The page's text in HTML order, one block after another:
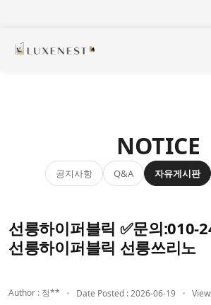
NOTICE
공지사항 Q&A 자유게시판
선릉하이퍼블릭 ✅문의:010-
선릉하이퍼블릭 선릉쓰리노
Author : 정** Date Posted : 2026-06-19